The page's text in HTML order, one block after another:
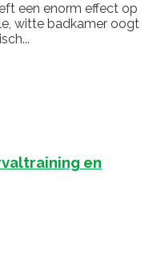
een enorm effect op
witte badkamer oogt
en